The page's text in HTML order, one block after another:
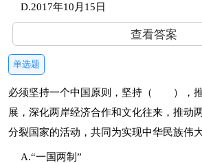
D.2017年10月15日
查看答案
单选题
必须坚持一个中国原则，坚持（ ），
展，深化两岸经济合作和文化往来，推动
分裂国家的活动，共同为实现中华民族伟
A.“一国两制”